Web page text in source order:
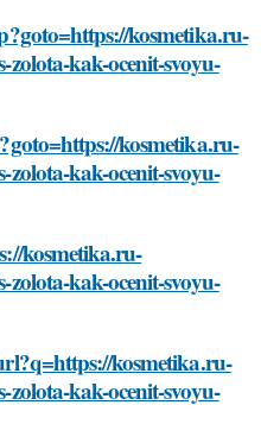
kosmetika.ru-
zolota-kak-ocenit-svoyu-
kosmetika.ru-
zolota-kak-ocenit-svoyu-
kosmetika.ru-
zolota-kak-ocenit-svoyu-
kosmetika.ru-
zolota-kak-ocenit-svoyu-